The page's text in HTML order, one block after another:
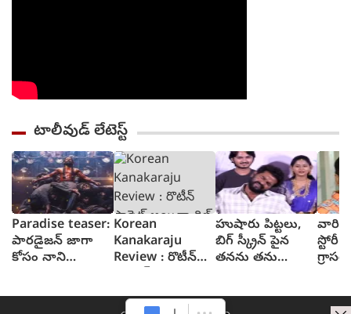
టాలీవుడ్ లేటెస్ట్
Paradise teaser:
పారడైజన్ జాగా
కోసం నాని
Korean
Kanakaraju
Review : రొటీన్
కొరియన్ కనకరాజు
హుషారు పిట్టలు,
బిగ్ స్క్రీన్ పైన
తనను తను
నటుడు, వీడియో
వారి
స్టోరీ